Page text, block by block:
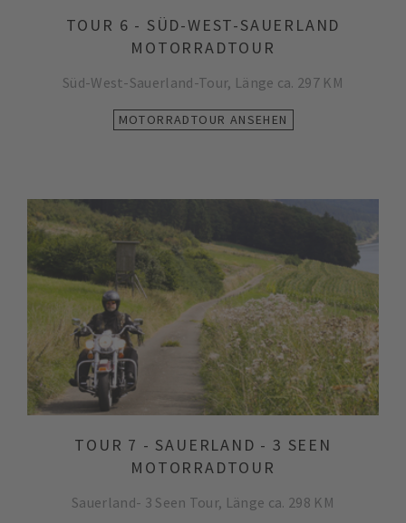
TOUR 6 - SÜD-WEST-SAUERLAND
MOTORRADTOUR
Süd-West-Sauerland-Tour, Länge ca. 297 KM
MOTORRADTOUR ANSEHEN
TOUR 7 - SAUERLAND - 3 SEEN
MOTORRADTOUR
Sauerland- 3 Seen Tour, Länge ca. 298 KM